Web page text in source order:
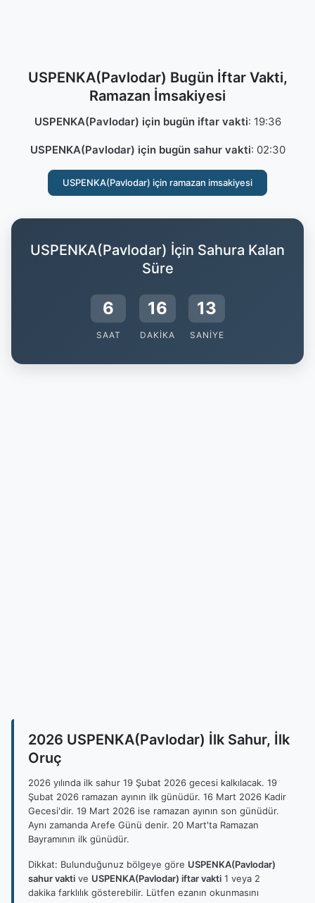
USPENKA(Pavlodar) Bugün İftar Vakti,
Ramazan İmsakiyesi
USPENKA(Pavlodar) için bugün iftar vakti: 19:36
USPENKA(Pavlodar) için bugün sahur vakti: 02:30
USPENKA(Pavlodar) için ramazan imsakiyesi
USPENKA(Pavlodar) İçin Sahura Kalan
Süre
6
SAAT
16
DAKIKA
12
SANIYE
2026 USPENKA(Pavlodar) İlk Sahur, İlk
Oruç
2026 yılında ilk sahur 19 Şubat 2026 gecesi kalkılacak. 19
Şubat 2026 ramazan ayının ilk günüdür. 16 Mart 2026 Kadir
Gecesi'dir. 19 Mart 2026 ise ramazan ayının son günüdür.
Aynı zamanda Arefe Günü denir. 20 Mart'ta Ramazan
Bayramının ilk günüdür.
Dikkat: Bulunduğunuz bölgeye göre USPENKA(Pavlodar)
sahur vakti ve USPENKA(Pavlodar) iftar vakti 1 veya 2
dakika farklılık gösterebilir. Lütfen ezanın okunmasını